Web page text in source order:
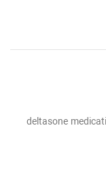
deltasone